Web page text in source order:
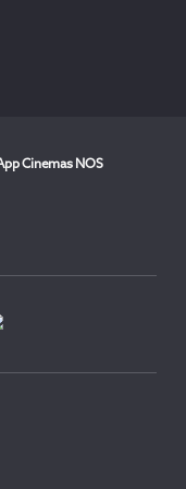
Cinemas NOS